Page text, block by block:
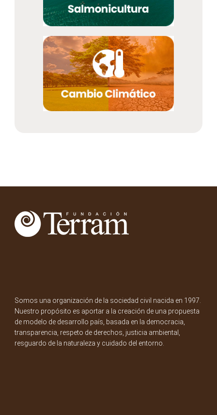
Somos una organización de la sociedad civil nacida en 1997.
Nuestro propósito es aportar a la creación de una propuesta
de modelo de desarrollo país, basada en la democracia,
transparencia, respeto de derechos, justicia ambiental,
resguardo de la naturaleza y cuidado del entorno.